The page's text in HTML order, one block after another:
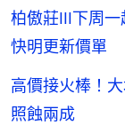
柏傲莊III下周
快明更新價單
高價接火棒！
照蝕兩成